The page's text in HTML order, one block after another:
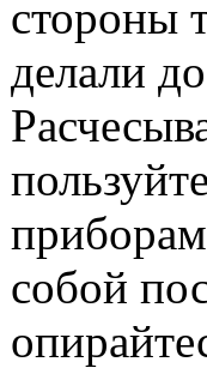
стороны
делали
собой